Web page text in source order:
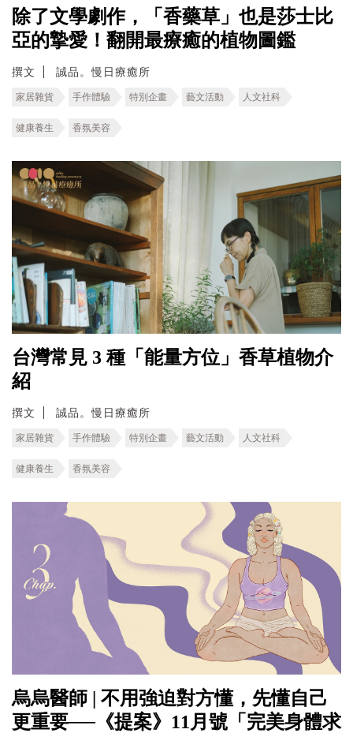
除了文學劇作，「香藥草」也是莎士比
亞的摯愛！翻開最療癒的植物圖鑑
撰文 誠品。慢日療癒所
家居雜貨 手作體驗 特別企畫 藝文活動 人文社科
健康養生 香氛美容
台灣常見 3 種「能量方位」香草植物介
紹
撰文 誠品。慢日療癒所
家居雜貨 手作體驗 特別企畫 藝文活動 人文社科
健康養生 香氛美容
烏烏醫師 | 不用強迫對方懂，先懂自己
更重要──《提案》11月號「完美身體求